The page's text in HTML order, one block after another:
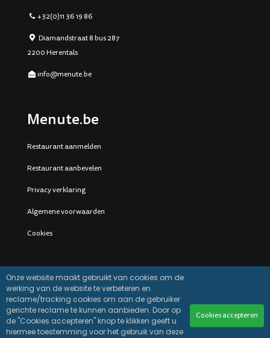
+32(0)11 36 19 86
Diamandstraat 8 bus 287
2200 Herentals
info@menute.be
Menute.be
Restaurant aanmelden
Restaurant aanbevelen
Privacy verklaring
Algemene voorwaarden
Cookies
Onze website maakt gebruikt van cookies om de
werking van de website te verbeteren en
reclame/tracking cookies om aan de gebruiker
gerichte reclame te kunnen aanbieden. Door op
de "Cookies accepteren" knop te klikken geeft u
hiermee toestemming voor het gebruik van deze
Cookies accepteren